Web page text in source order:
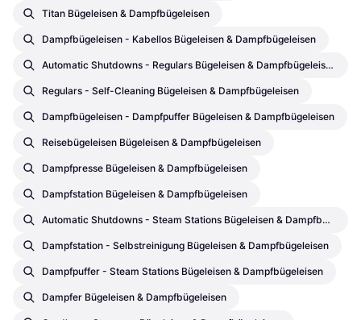
Titan Bügeleisen & Dampfbügeleisen
Dampfbügeleisen - Kabellos Bügeleisen & Dampfbügeleisen
Automatic Shutdowns - Regulars Bügeleisen & Dampfbügeleisen
Regulars - Self-Cleaning Bügeleisen & Dampfbügeleisen
Dampfbügeleisen - Dampfpuffer Bügeleisen & Dampfbügeleisen
Reisebügeleisen Bügeleisen & Dampfbügeleisen
Dampfpresse Bügeleisen & Dampfbügeleisen
Dampfstation Bügeleisen & Dampfbügeleisen
Automatic Shutdowns - Steam Stations Bügeleisen & Dampfbügeleisen
Dampfstation - Selbstreinigung Bügeleisen & Dampfbügeleisen
Dampfpuffer - Steam Stations Bügeleisen & Dampfbügeleisen
Dampfer Bügeleisen & Dampfbügeleisen